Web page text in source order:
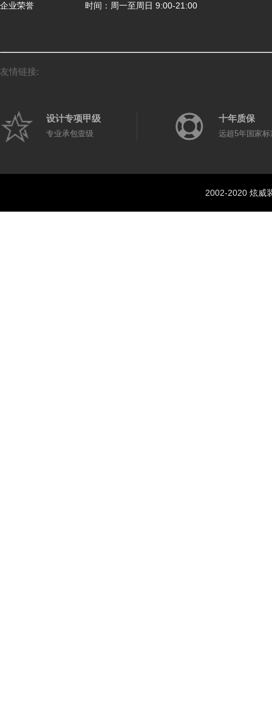
企业荣誉
时间：周一至周日 9:00-21:00
友情链接:
设计专项甲级
专业承包壹级
十年质保
远超5年国家标
2002-2020 炫威